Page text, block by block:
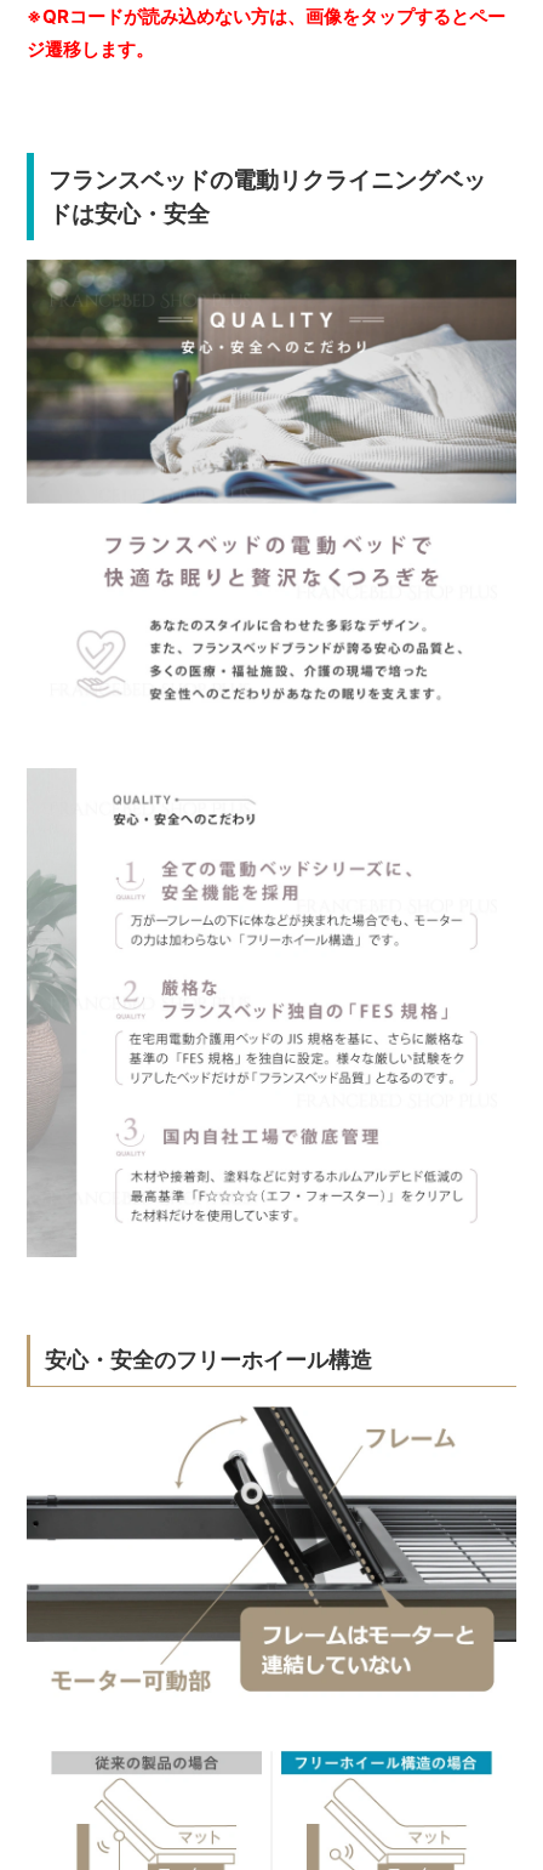
※QRコードが読み込めない方は、画像をタップするとペー
ジ遷移します。
フランスベッドの電動リクライニングベッ
ドは安心・安全
安心・安全のフリーホイール構造